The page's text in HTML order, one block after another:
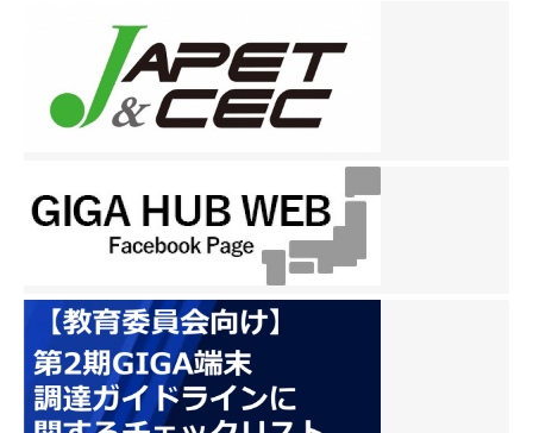
げになっていた。 大人顔負
けのプレゼン! 中学生たち
が教育委員会に直談判 「私
たちは『天板拡張くん』の
り、中札内中学校でも特別
支援教室で使用していま
す。実際に使っている学校
ります。人の移動スペース